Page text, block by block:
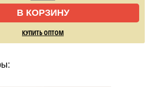
В КОРЗИНУ
КУПИТЬ ОПТОМ